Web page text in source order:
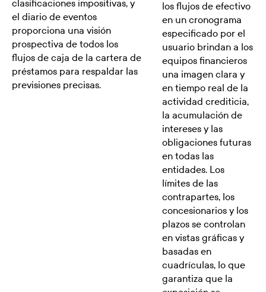
clasificaciones impositivas, y
el diario de eventos
proporciona una visión
prospectiva de todos los
flujos de caja de la cartera de
préstamos para respaldar las
previsiones precisas.
los flujos de efectivo
en un cronograma
especificado por el
usuario brindan a los
equipos financieros
una imagen clara y
en tiempo real de la
actividad crediticia,
la acumulación de
intereses y las
obligaciones futuras
en todas las
entidades. Los
límites de las
contrapartes, los
concesionarios y los
plazos se controlan
en vistas gráficas y
basadas en
cuadrículas, lo que
garantiza que la